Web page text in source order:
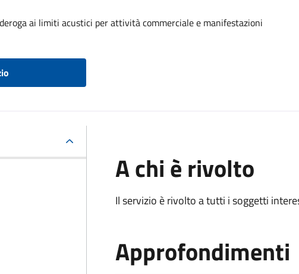
ai limiti acustici per attività commerciale e manifestazioni
A chi è rivolto
Il servizio è rivolto a tutti i soggetti
Approfondimenti